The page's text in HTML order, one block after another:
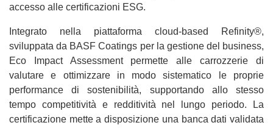
accesso alle certificazioni ESG.
Integrato nella piattaforma cloud-based Refinity®,
sviluppata da BASF Coatings per la gestione del business,
Eco Impact Assessment permette alle carrozzerie di
valutare e ottimizzare in modo sistematico le proprie
performance di sostenibilità, supportando allo stesso
tempo competitività e redditività nel lungo periodo. La
certificazione mette a disposizione una banca dati validata